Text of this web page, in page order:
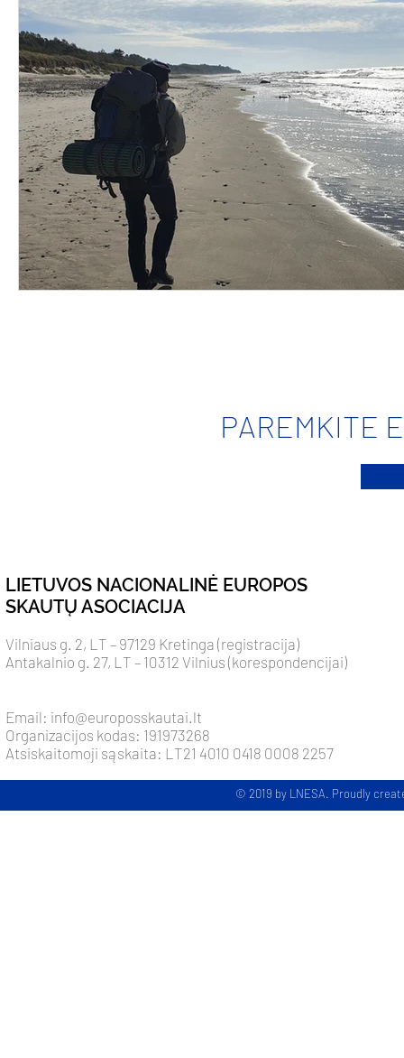
PAREMKITE
LIETUVOS NACIONALINĖ EUROPOS
SKAUTŲ ASOCIACIJA
Vilniaus g. 2, LT – 97129 Kretinga (registracija)
Antakalnio g. 27, LT – 10312 Vilnius (korespondencijai)
Email: info@europosskautai.lt
Organizacijos kodas: 191973268
Atsiskaitomoji sąskaita: LT21 4010 0418 0008 2257
© 2019 by LNESA. Proudly